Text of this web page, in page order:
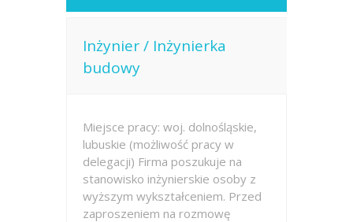
Inżynier / Inżynierka
budowy
Miejsce pracy: woj. dolnośląskie,
lubuskie (możliwość pracy w
delegacji) Firma poszukuje na
stanowisko inżynierskie osoby z
wyższym wykształceniem. Przed
zaproszeniem na rozmowę